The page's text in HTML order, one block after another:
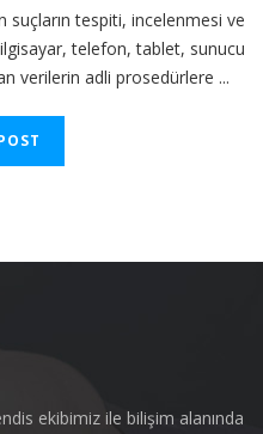
tespiti, incelenmesi ve
telefon, tablet, sunucu
verilerin adli prosedürlere ...
ekibimiz ile bilişim alanında